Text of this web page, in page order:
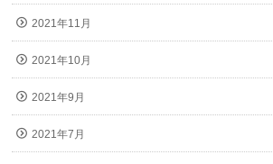
2021年11月
2021年10月
2021年9月
2021年7月